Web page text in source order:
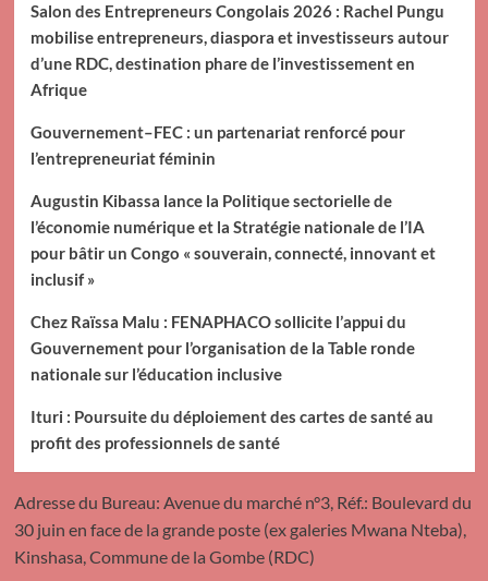
Salon des Entrepreneurs Congolais 2026 : Rachel Pungu
mobilise entrepreneurs, diaspora et investisseurs autour
d’une RDC, destination phare de l’investissement en
Afrique
Gouvernement–FEC : un partenariat renforcé pour
l’entrepreneuriat féminin
Augustin Kibassa lance la Politique sectorielle de
l’économie numérique et la Stratégie nationale de l’IA
pour bâtir un Congo « souverain, connecté, innovant et
inclusif »
Chez Raïssa Malu : FENAPHACO sollicite l’appui du
Gouvernement pour l’organisation de la Table ronde
nationale sur l’éducation inclusive
Ituri : Poursuite du déploiement des cartes de santé au
profit des professionnels de santé
Adresse du Bureau: Avenue du marché n°3, Réf.: Boulevard du
30 juin en face de la grande poste (ex galeries Mwana Nteba),
Kinshasa, Commune de la Gombe (RDC)